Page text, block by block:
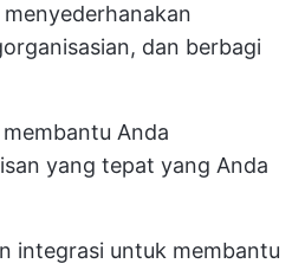
dan berbagi
Anda
yang tepat yang Anda
integrasi untuk membantu